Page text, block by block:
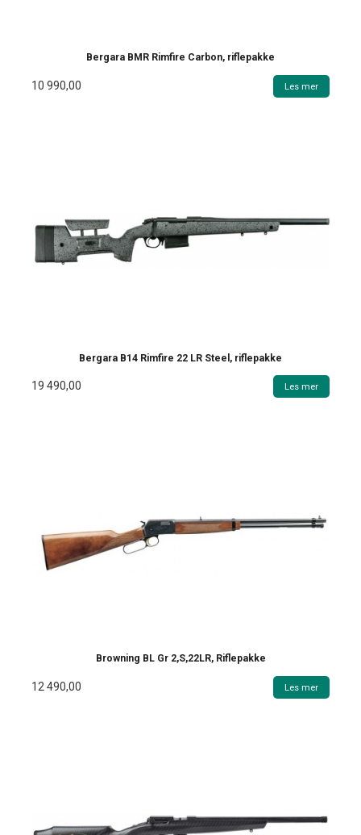
Bergara BMR Rimfire Carbon, riflepakke
10 990,00 Les mer
Bergara B14 Rimfire 22 LR Steel, riflepakke
19 490,00 Les mer
Browning BL Gr 2,S,22LR, Riflepakke
12 490,00 Les mer